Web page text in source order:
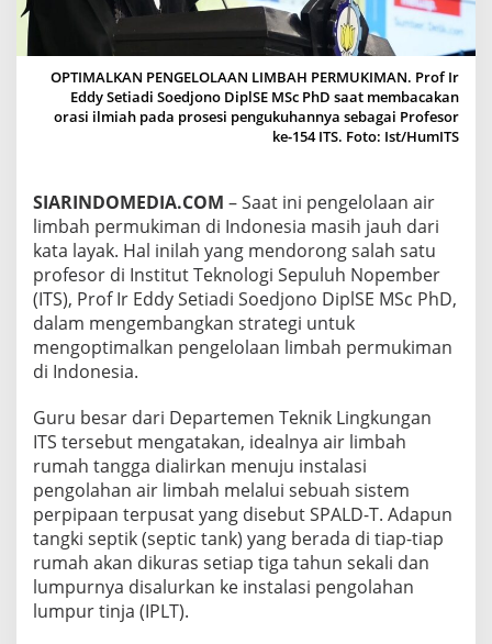
P
E
R
C
E
P
A
T
P
E
N
G
E
L
O
L
N
L
I
M
B
A
H
P
E
R
OPTIMALKAN PENGELOLAAN LIMBAH PERMUKIMAN. Prof Ir
Eddy Setiadi Soedjono DiplSE MSc PhD saat membacakan
orasi ilmiah pada prosesi pengukuhannya sebagai Profesor
ke-154 ITS. Foto: Ist/HumITS
SIARINDOMEDIA.COM – Saat ini pengelolaan air
limbah permukiman di Indonesia masih jauh dari
kata layak. Hal inilah yang mendorong salah satu
profesor di Institut Teknologi Sepuluh Nopember
(ITS), Prof Ir Eddy Setiadi Soedjono DiplSE MSc PhD,
dalam mengembangkan strategi untuk
mengoptimalkan pengelolaan limbah permukiman
di Indonesia.
Guru besar dari Departemen Teknik Lingkungan
ITS tersebut mengatakan, idealnya air limbah
rumah tangga dialirkan menuju instalasi
pengolahan air limbah melalui sebuah sistem
perpipaan terpusat yang disebut SPALD-T. Adapun
tangki septik (septic tank) yang berada di tiap-tiap
rumah akan dikuras setiap tiga tahun sekali dan
lumpurnya disalurkan ke instalasi pengolahan
lumpur tinja (IPLT).